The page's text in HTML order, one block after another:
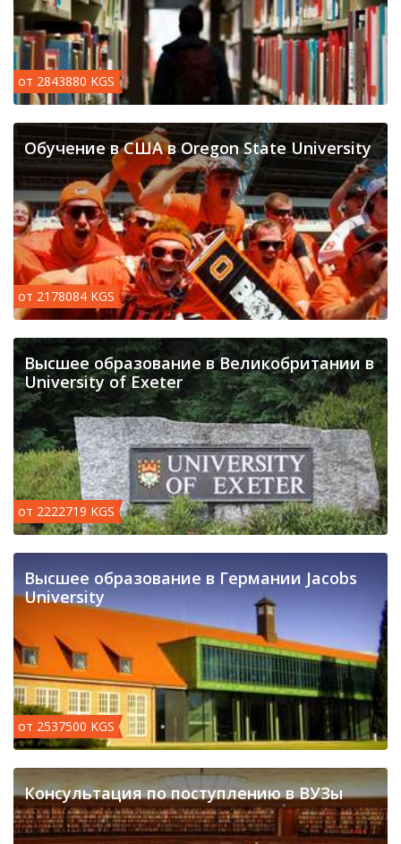
от 2843880 KGS
Обучение в США в Oregon State University
от 2178084 KGS
Высшее образование в Великобритании в
University of Exeter
от 2222719 KGS
Высшее образование в Германии Jacobs
University
от 2537500 KGS
Консультация по поступлению в ВУЗы